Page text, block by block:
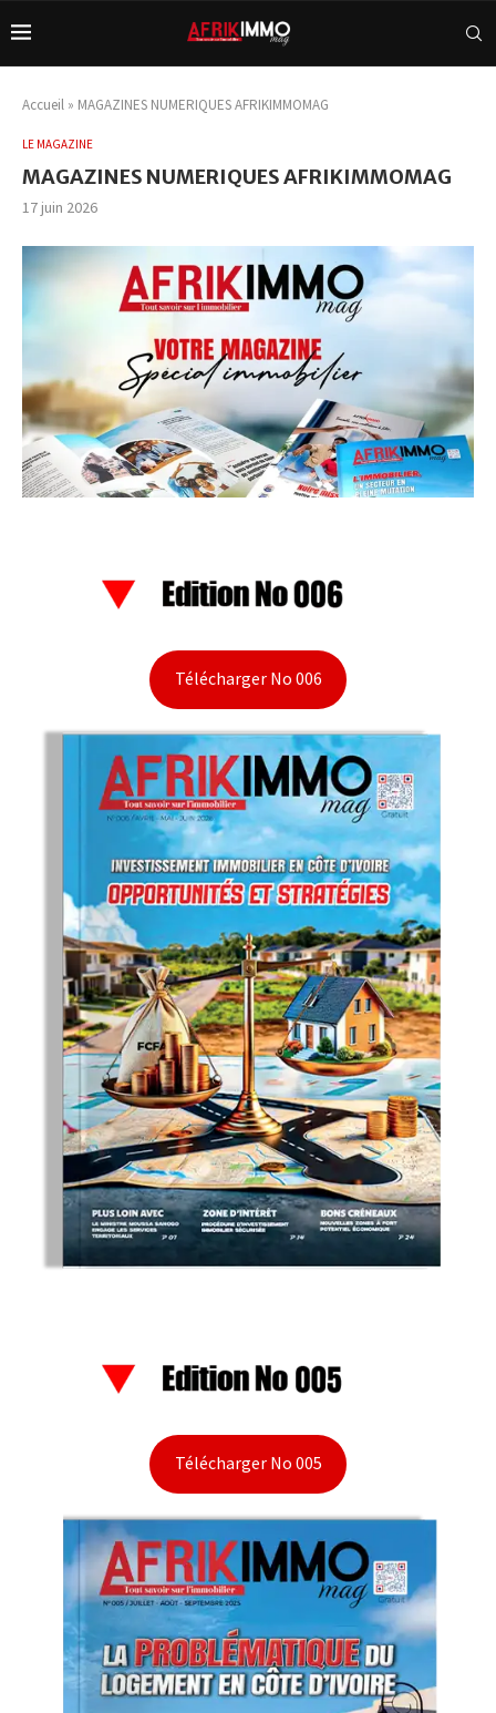
Accueil » MAGAZINES NUMERIQUES AFRIKIMMOMAG
LE MAGAZINE
MAGAZINES NUMERIQUES AFRIKIMMOMAG
17 juin 2026
Télécharger No 006
Télécharger No 005